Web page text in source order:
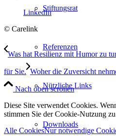
Stiftungsrat
Referenzen
Nützliche Links
Downloads
LinkedIn
© Carelink
Was hat Resilienz mit Humor zu
für Sie. Woher die Zuversicht
Nach oben scrollen
Diese Site verwendet Cookies.
stimmen Sie der Cookie-Nutzung
Alle CookiesNur notwendige